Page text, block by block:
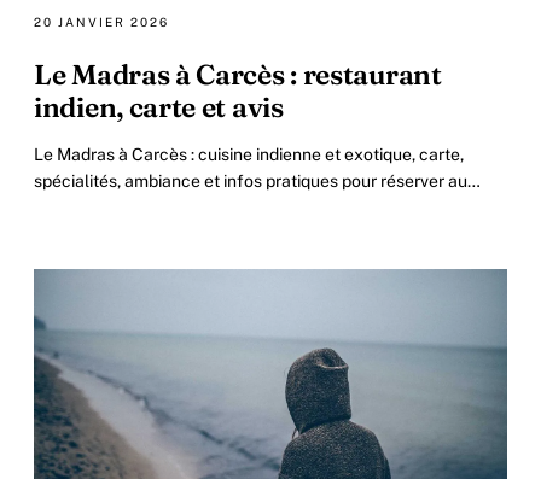
20 JANVIER 2026
Le Madras à Carcès : restaurant
indien, carte et avis
Le Madras à Carcès : cuisine indienne et exotique, carte,
spécialités, ambiance et infos pratiques pour réserver au